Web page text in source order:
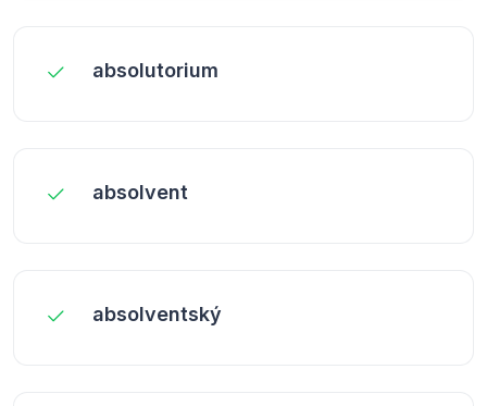
absolutorium
absolvent
absolventský